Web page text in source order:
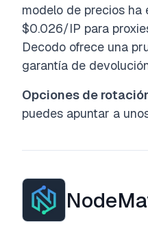
modelo de precios ha
$0.026/IP para
Decodo ofrece una
garantía de
Opciones de
puedes apuntar a